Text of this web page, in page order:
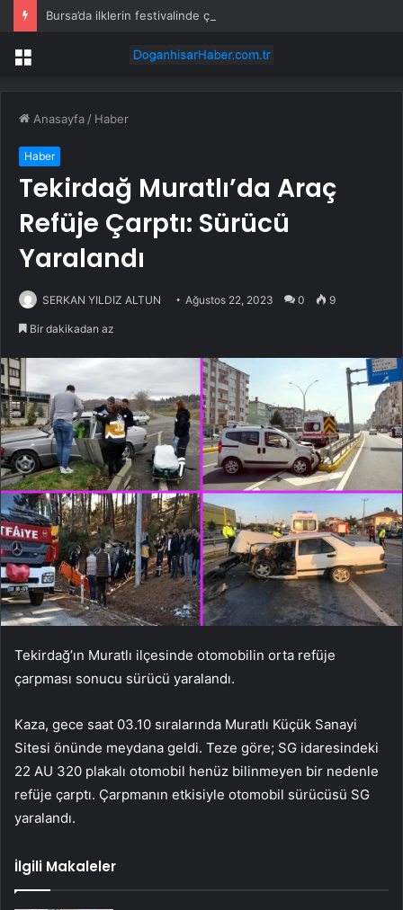
Bursa’da ilklerin festivalinde çocuklar da şen şakrak
Menü
Anasayfa / Haber
Haber
Tekirdağ Muratlı’da Araç
Refüje Çarptı: Sürücü
Yaralandı
SERKAN YILDIZ ALTUN Ağustos 22, 2023 0 9
Bir dakikadan az
Tekirdağ’ın Muratlı ilçesinde otomobilin orta refüje
çarpması sonucu sürücü yaralandı.
Kaza, gece saat 03.10 sıralarında Muratlı Küçük Sanayi
Sitesi önünde meydana geldi. Teze göre; SG idaresindeki
22 AU 320 plakalı otomobil henüz bilinmeyen bir nedenle
refüje çarptı. Çarpmanın etkisiyle otomobil sürücüsü SG
yaralandı.
İlgili Makaleler